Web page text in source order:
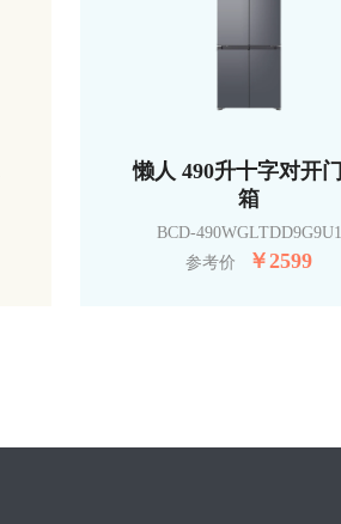
懒人 490升十字对开
箱
BCD-490WGLTDD9G9U1
参考价
￥2599